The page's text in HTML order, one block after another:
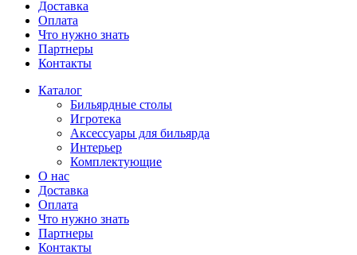
Доставка
Оплата
Что нужно знать
Партнеры
Контакты
Каталог
Бильярдные столы
Игротека
Аксессуары для бильярда
Интерьер
Комплектующие
О нас
Доставка
Оплата
Что нужно знать
Партнеры
Контакты